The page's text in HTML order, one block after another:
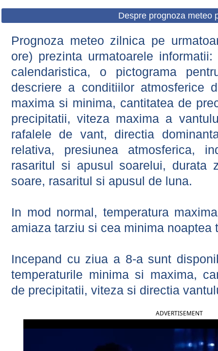
Despre prognoza meteo
Prognoza meteo zilnica pe
ore) prezinta urmatoarele
calendaristica, o pictograma
descriere a conditiilor atmosferice
maxima si minima, cantitatea de
precipitatii, viteza maxima a
rafalele de vant, directia
relativa, presiunea atmosferica,
rasaritul si apusul soarelui, durata
soare, rasaritul si apusul de luna.
In mod normal, temperatura
amiaza tarziu si cea minima noaptea
Incepand cu ziua a 8-a sunt
temperaturile minima si maxima,
de precipitatii, viteza si directia
ADVERTISEMENT